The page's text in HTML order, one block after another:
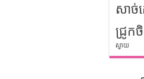
សាច់
ជ្រូកចិ
ស្វាយ